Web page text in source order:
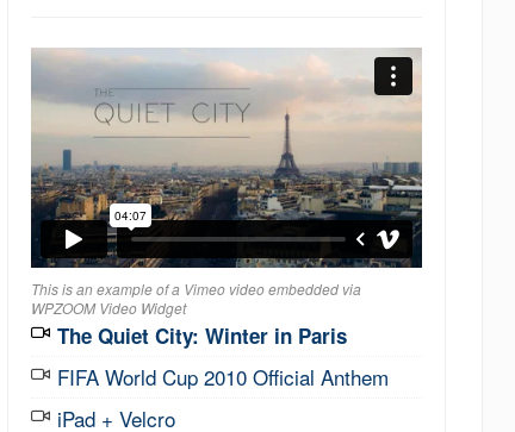
This is an example of a Vimeo video embedded via
WPZOOM Video Widget
The Quiet City: Winter in Paris
FIFA World Cup 2010 Official Anthem
iPad + Velcro